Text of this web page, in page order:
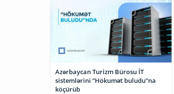
Azərbaycan Turizm Bürosu İT
sistemlərini “Hökumət buludu”na
köçürüb